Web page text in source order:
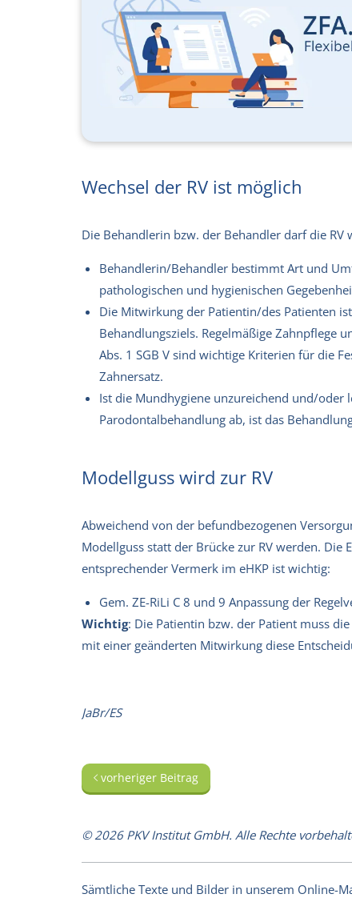
Wechsel der RV ist möglich
Die Behandlerin bzw. der Behandler darf die
Behandlerin/Behandler bestimmt Art und
pathologischen und hygienischen
Die Mitwirkung der Patientin/des Patienten
Behandlungsziels. Regelmäßige Zahnpflege
Abs. 1 SGB V sind wichtige Kriterien für die
Zahnersatz.
Ist die Mundhygiene unzureichend und/
Parodontalbehandlung ab, ist das
Modellguss wird zur RV
Abweichend von der befundbezogenen
Modellguss statt der Brücke zur RV werden. Die
entsprechender Vermerk im eHKP ist wichtig:
Gem. ZE-RiLi C 8 und 9 Anpassung der
Wichtig: Die Patientin bzw. der Patient muss
mit einer geänderten Mitwirkung diese
JaBr/ES
vorheriger Beitrag
© 2026 PKV Institut GmbH. Alle Rechte
Sämtliche Texte und Bilder in unserem Online-